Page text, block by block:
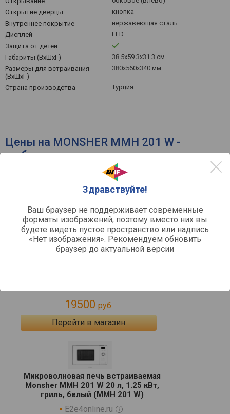
Здравствуйте!
Ваш браузер не поддерживает современные
форматы изображений, поэтому вместо них вы
будете видеть пустое пространство или надпись
«Нет изображения». Рекомендуем обновить
браузер до актуальной версии
Открытие дверцы
кнопка
Внутреннее покрытие
нержавеющая сталь
Дисплей
LED
Защита от детей
Габариты (ВхШхГ)
38.5x59.3x31.3 см
Размеры для встраивания
(ВхШхГ)
380х560х340 мм
Страна производства Турция
Цены на MONSHER MMH 201 W -
выбрать интернет-магазин
Встраиваемая микроволновая печь
MONSHER MMH 201 W
19500 руб.
Перейти в магазин
Микроволновая печь встраиваемая
Monsher MMH 201 W 20 л, 1.25 кВт,
гриль, белый (MMH 201 W)
E2e4online.ru